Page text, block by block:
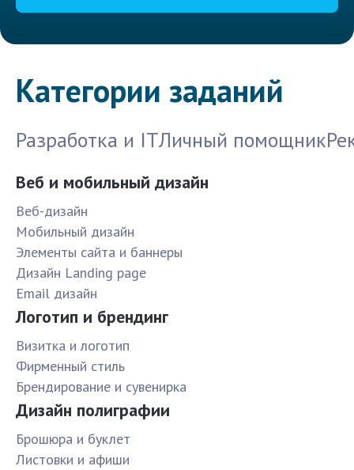
Категории заданий
Разработка и ITЛичный помощник
Веб и мобильный дизайн
Веб-дизайн
Мобильный дизайн
Элементы сайта и баннеры
Дизайн Landing page
Email дизайн
Логотип и брендинг
Визитка и логотип
Фирменный стиль
Брендирование и сувенирка
Дизайн полиграфии
Брошюра и буклет
Листовки и афиши